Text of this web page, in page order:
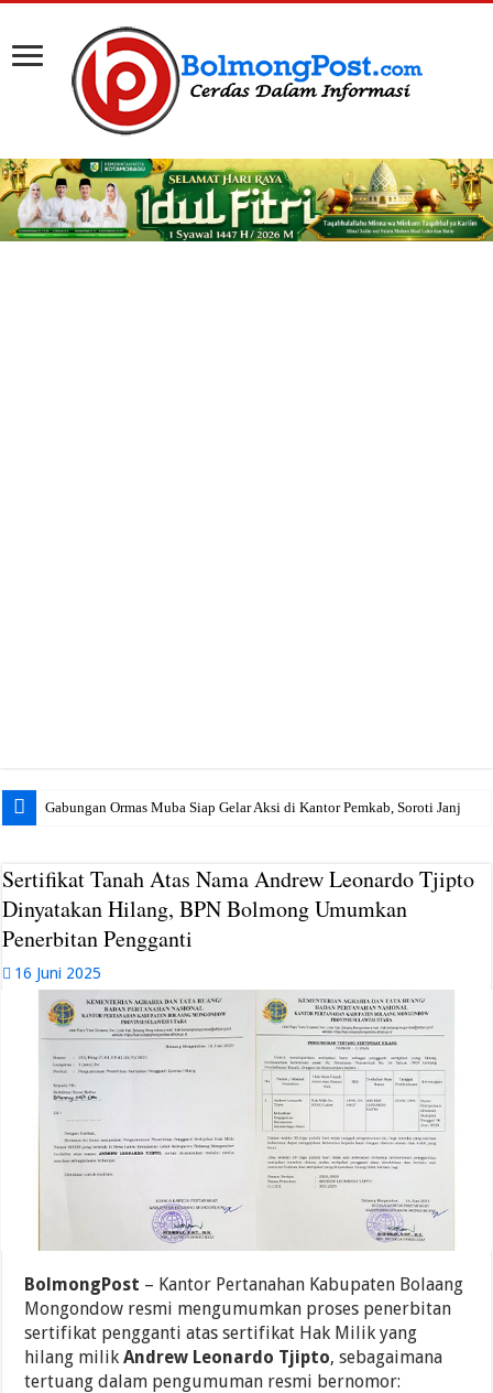
Sertifikat Tanah Atas Nama Andrew Leonardo Tjipto
Dinyatakan Hilang, BPN Bolmong Umumkan
Penerbitan Pengganti
16 Juni 2025
BolmongPost – Kantor Pertanahan Kabupaten Bolaang
Mongondow resmi mengumumkan proses penerbitan
sertifikat pengganti atas sertifikat Hak Milik yang
hilang milikAndrew Leonardo Tjipto, sebagaimana
tertuang dalam pengumuman resmi bernomor: